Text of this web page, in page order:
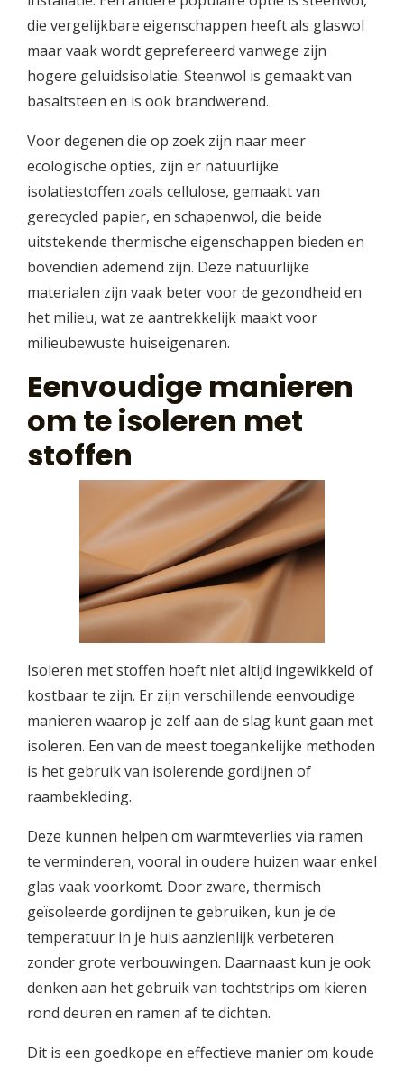
die vergelijkbare eigenschappen heeft als glaswol
maar vaak wordt geprefereerd vanwege zijn
hogere geluidsisolatie. Steenwol is gemaakt van
basaltsteen en is ook brandwerend.
Voor degenen die op zoek zijn naar meer
ecologische opties, zijn er natuurlijke
isolatiestoffen zoals cellulose, gemaakt van
gerecycled papier, en schapenwol, die beide
uitstekende thermische eigenschappen bieden en
bovendien ademend zijn. Deze natuurlijke
materialen zijn vaak beter voor de gezondheid en
het milieu, wat ze aantrekkelijk maakt voor
milieubewuste huiseigenaren.
Eenvoudige manieren
om te isoleren met
stoffen
Isoleren met stoffen hoeft niet altijd ingewikkeld of
kostbaar te zijn. Er zijn verschillende eenvoudige
manieren waarop je zelf aan de slag kunt gaan met
isoleren. Een van de meest toegankelijke methoden
is het gebruik van isolerende gordijnen of
raambekleding.
Deze kunnen helpen om warmteverlies via ramen
te verminderen, vooral in oudere huizen waar enkel
glas vaak voorkomt. Door zware, thermisch
geïsoleerde gordijnen te gebruiken, kun je de
temperatuur in je huis aanzienlijk verbeteren
zonder grote verbouwingen. Daarnaast kun je ook
denken aan het gebruik van tochtstrips om kieren
rond deuren en ramen af te dichten.
Dit is een goedkope en effectieve manier om koude